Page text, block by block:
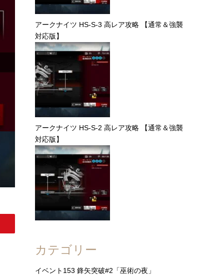
アークナイツ HS-S-3 高レア攻略 【通常＆強襲
対応版】
アークナイツ HS-S-2 高レア攻略 【通常＆強襲
対応版】
カテゴリー
イベント153 鋒矢突破#2「巫術の夜」